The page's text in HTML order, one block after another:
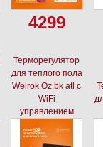
4299
Терморегулятор
для теплого пола
Welrok Oz bk atl с
WiFi
управлением